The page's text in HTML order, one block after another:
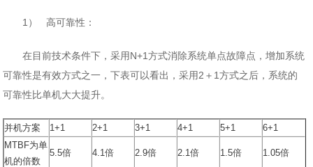
1） 高可靠性：
在目前技术条件下，采用N+1方式消除系统单点故障点，增加系统
可靠性是有效方式之一，下表可以看出，采用2＋1方式之后，系统的
可靠性比单机大大提升。
并机方案 1+1 2+1 3+1 4+1 5+1
6+1
MTBF为单
机的倍数
5.5倍 4.1倍 2.9倍 2.1倍 1.5倍 1.05倍